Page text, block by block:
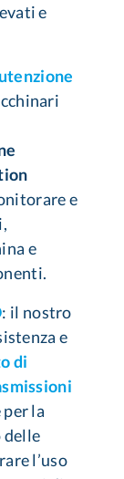
e
e
e
: il nostro
e
di
la
delle
l’uso